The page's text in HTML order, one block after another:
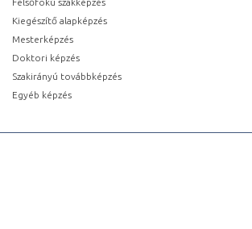
Felsőfokú szakképzés
Kiegészítő alapképzés
Mesterképzés
Doktori képzés
Szakirányú továbbképzés
Egyéb képzés